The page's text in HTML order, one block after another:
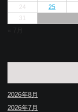
24
25
31
« 7月
2026年8月
2026年7月